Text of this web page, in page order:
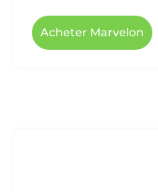
Acheter Marvelon